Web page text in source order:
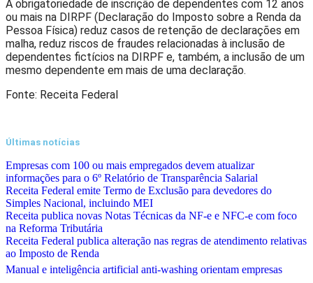
A obrigatoriedade de inscrição de dependentes com 12 anos
ou mais na DIRPF (Declaração do Imposto sobre a Renda da
Pessoa Física) reduz casos de retenção de declarações em
malha, reduz riscos de fraudes relacionadas à inclusão de
dependentes fictícios na DIRPF e, também, a inclusão de um
mesmo dependente em mais de uma declaração.
Fonte: Receita Federal
Últimas notícias
Empresas com 100 ou mais empregados devem atualizar
informações para o 6º Relatório de Transparência Salarial
Receita Federal emite Termo de Exclusão para devedores do
Simples Nacional, incluindo MEI
Receita publica novas Notas Técnicas da NF-e e NFC-e com foco
na Reforma Tributária
Receita Federal publica alteração nas regras de atendimento relativas
ao Imposto de Renda
Manual e inteligência artificial anti-washing orientam empresas